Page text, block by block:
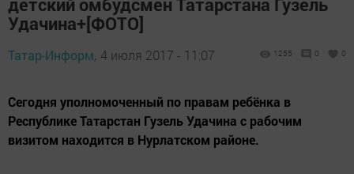
Удачина+[ФОТО]
Татар-Информ, 4 июля 2017 - 11:07 1255 0 0
Сегодня уполномоченный по правам ребёнка в
Республике Татарстан Гузель Удачина с рабочим
визитом находится в Нурлатском районе.